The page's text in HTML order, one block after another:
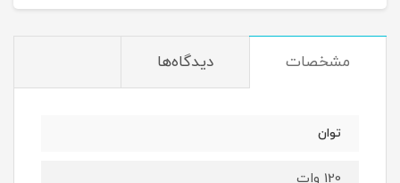
مشخصات دیدگاه‌ها
توان
120 وات